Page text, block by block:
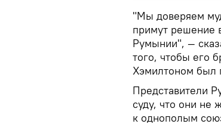
"Мы доверяем
примут решение
Румынии", —
того, чтобы его
Хэмилтоном был
Представители
суду, что они не
к однополым